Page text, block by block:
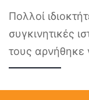
Πολλοί
συγκινητικές
τους αρνήθηκε